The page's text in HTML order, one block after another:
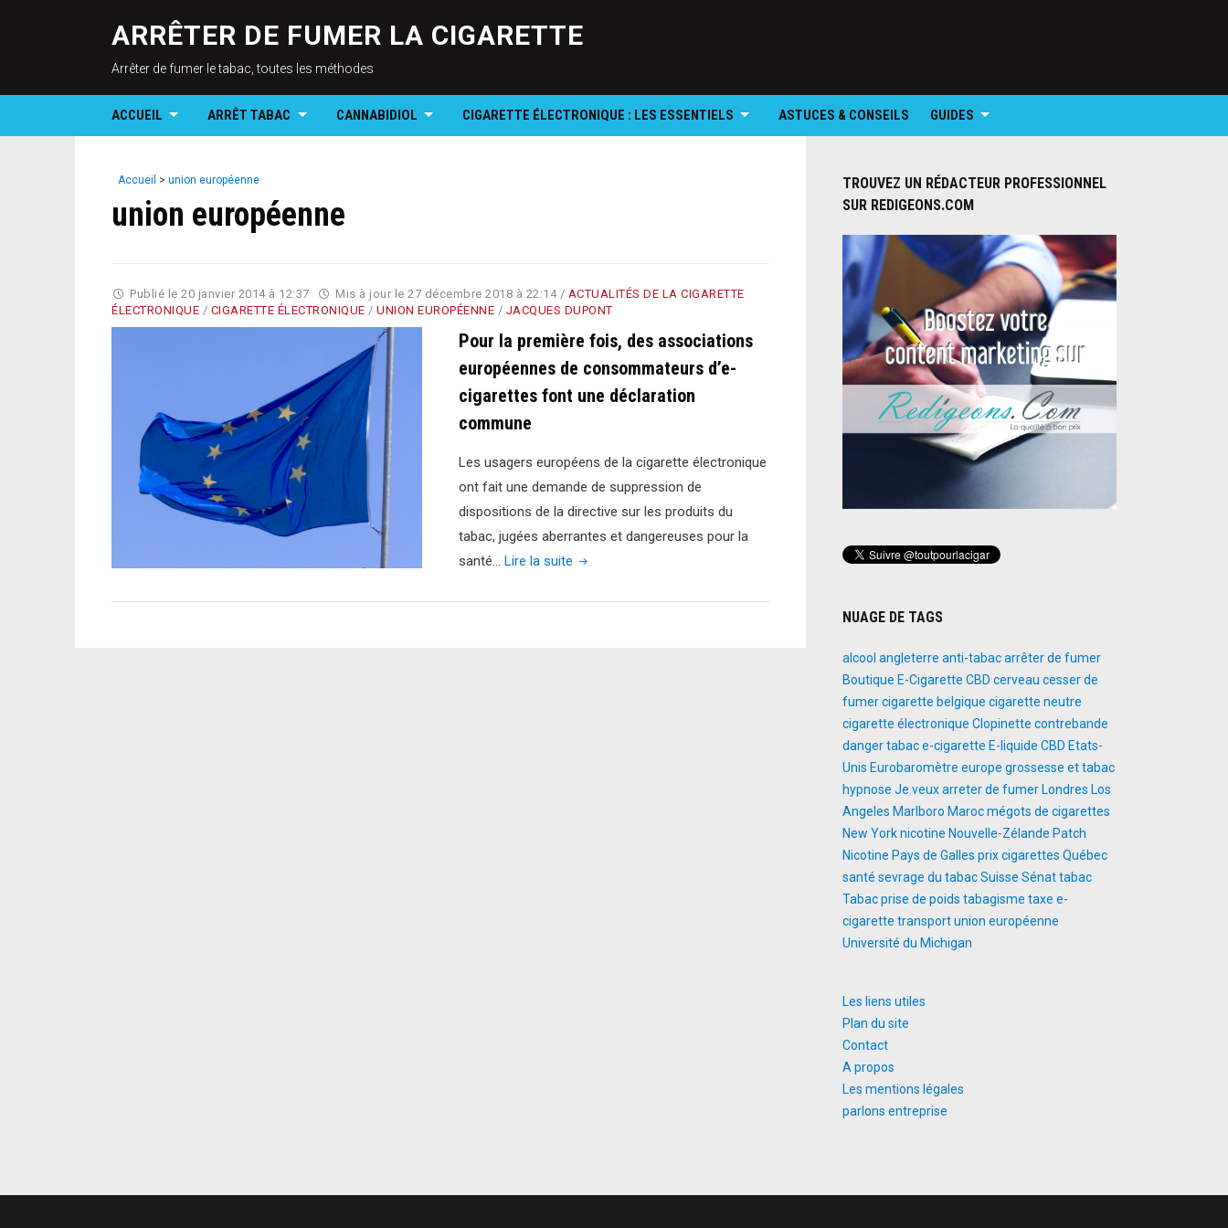
ARRÊTER DE FUMER LA CIGARETTE
Arrêter de fumer le tabac, toutes les méthodes
ACCUEIL ARRÊT TABAC CANNABIDIOL CIGARETTE ÉLECTRONIQUE : LES ESSENTIELS ASTUCES & CONSEILS GUIDES
Accueil > union européenne
union européenne
Publié le 20 janvier 2014 à 12:37 Mis à jour le 27 décembre 2018 à 22:14 / ACTUALITÉS DE LA CIGARETTE
ÉLECTRONIQUE / CIGARETTE ÉLECTRONIQUE / UNION EUROPÉENNE / JACQUES DUPONT
Pour la première fois, des associations
européennes de consommateurs d’e-
cigarettes font une déclaration
commune
Les usagers européens de la cigarette électronique
ont fait une demande de suppression de
dispositions de la directive sur les produits du
tabac, jugées aberrantes et dangereuses pour la
santé… Lire la suite "Pour
TROUVEZ UN RÉDACTEUR PROFESSIONNEL
SUR REDIGEONS.COM
NUAGE DE TAGS
alcool angleterre anti-tabacarrêter de fumer
Boutique E-Cigarette CBD cerveau cesser de
fumercigarette belgique cigarette neutre
cigarette électronique Clopinette contrebande
danger tabace-cigarette E-liquide CBD Etats-
Unis Eurobaromètre europe grossesse et tabac
hypnose Je veux arreter de fumer Londres Los
Angeles Marlboro Marocmégots de cigarettes
New Yorknicotine Nouvelle-Zélande Patch
Nicotine Pays de Galles prix cigarettes Québec
santé sevrage du tabacSuisse Sénattabac
Tabac prise de poids tabagisme taxe e-
cigarette transportunion européenne
Université du Michigan
Les liens utiles
Plan du site
Contact
A propos
Les mentions légales
parlons entreprise